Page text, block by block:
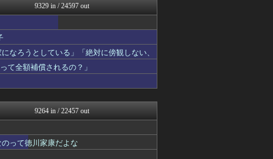
9329 in / 24597 out
なろうとしている」「絶対に傍観しない、
て全額補償されるの？」
9264 in / 22457 out
って徳川家康だよな